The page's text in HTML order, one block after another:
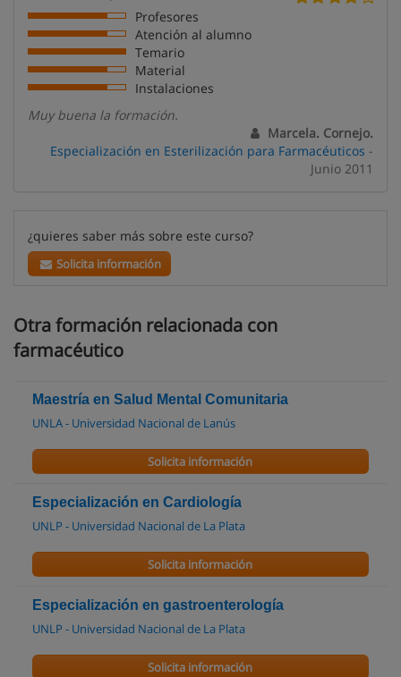
Profesores
Atención al alumno
Temario
Material
Instalaciones
Muy buena la formación.
Marcela. Cornejo.
Especialización en Esterilización para Farmacéuticos -
Junio 2011
¿quieres saber más sobre este curso?
Solicita información
Otra formación relacionada con
farmacéutico
Maestría en Salud Mental Comunitaria
UNLA - Universidad Nacional de Lanús
Solicita información
Especialización en Cardiología
UNLP - Universidad Nacional de La Plata
Solicita información
Especialización en gastroenterología
UNLP - Universidad Nacional de La Plata
Solicita información